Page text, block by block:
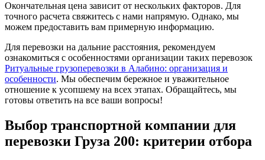
Окончательная цена зависит от нескольких факторов. Для
точного расчета свяжитесь с нами напрямую. Однако, мы
можем предоставить вам примерную информацию.
Для перевозки на дальние расстояния, рекомендуем
ознакомиться с особенностями организации таких перевозок
Ритуальные грузоперевозки в Алабино: организация и
особенности. Мы обеспечим бережное и уважительное
отношение к усопшему на всех этапах. Обращайтесь, мы
готовы ответить на все ваши вопросы!
Выбор транспортной компании для
перевозки Груза 200: критерии отбора